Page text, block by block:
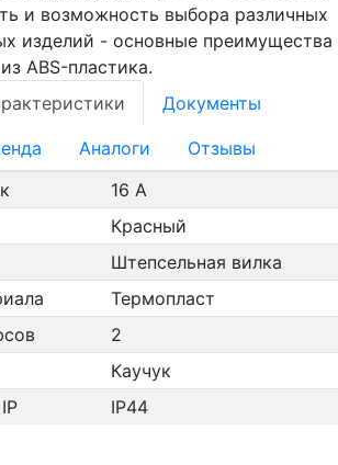
и возможность выбора различных
изделий - основные преимущества
ABS-пластика.
Документы
Аналоги
Отзывы
16 А
Красный
Штепсельная вилка
Термопласт
2
Каучук
IP44